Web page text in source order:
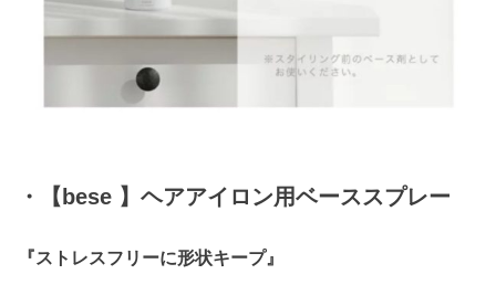
・【bese 】ヘアアイロン用ベーススプレー
『ストレスフリーに形状キープ』